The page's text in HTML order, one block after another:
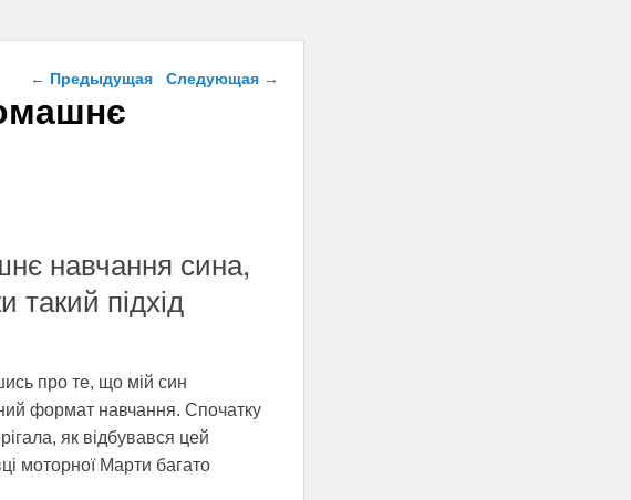
Навигация по записям
← Предыдущая Следующая →
навчання сина,
такий підхід
про те, що мій син
формат навчання. Спочатку
як відбувався цей
моторної Марти багато